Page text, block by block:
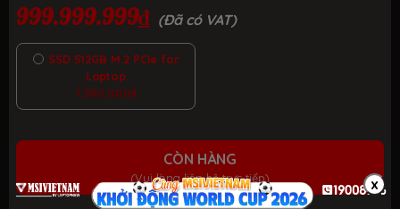
999.999.999₫ (Đã có VAT)
SSD 512GB M.2 PCIe for
Laptop
1.390.000₫
CÒN HÀNG
(Vui lòng liên hệ trực tiếp) x